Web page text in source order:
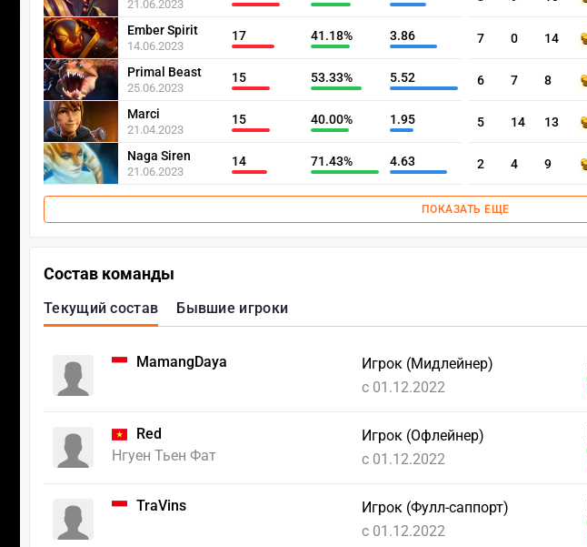
21.06.2023
Ember Spirit
14.06.2023
17 41.18% 3.86
Primal Beast
25.06.2023
15 53.33% 5.52
Marci
21.04.2023
15 40.00% 1.95
Naga Siren
21.06.2023
14 71.43% 4.63
7 0 14
6 7 8
5 14 13
2 4 9
ПОКАЗАТЬ ЕЩЕ
Состав команды
Текущий состав Бывшие игроки
MamangDaya
Игрок (Мидлейнер)
c 01.12.2022
Red
Нгуен Тьен Фат
Игрок (Офлейнер)
c 01.12.2022
TraVins
Игрок (Фулл-саппорт)
c 01.12.2022